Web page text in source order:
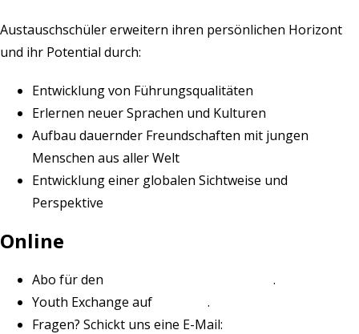
Austauschschüler erweitern ihren persönlichen Horizont
und ihr Potential durch:
Entwicklung von Führungsqualitäten
Erlernen neuer Sprachen und Kulturen
Aufbau dauernder Freundschaften mit jungen
Menschen aus aller Welt
Entwicklung einer globalen Sichtweise und
Perspektive
Online
Abo für den
.
Youth Exchange auf
.
Fragen? Schickt uns eine E-Mail: